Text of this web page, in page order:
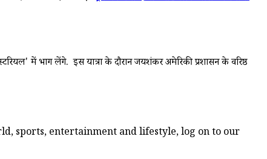
में भाग लेंगे. इस यात्रा के दौरान जयशंकर अमेरिकी प्रशासन के वरिष्ठ
sports, entertainment and lifestyle, log on to our